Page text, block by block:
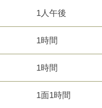
1人午後
1時間
1時間
1面1時間